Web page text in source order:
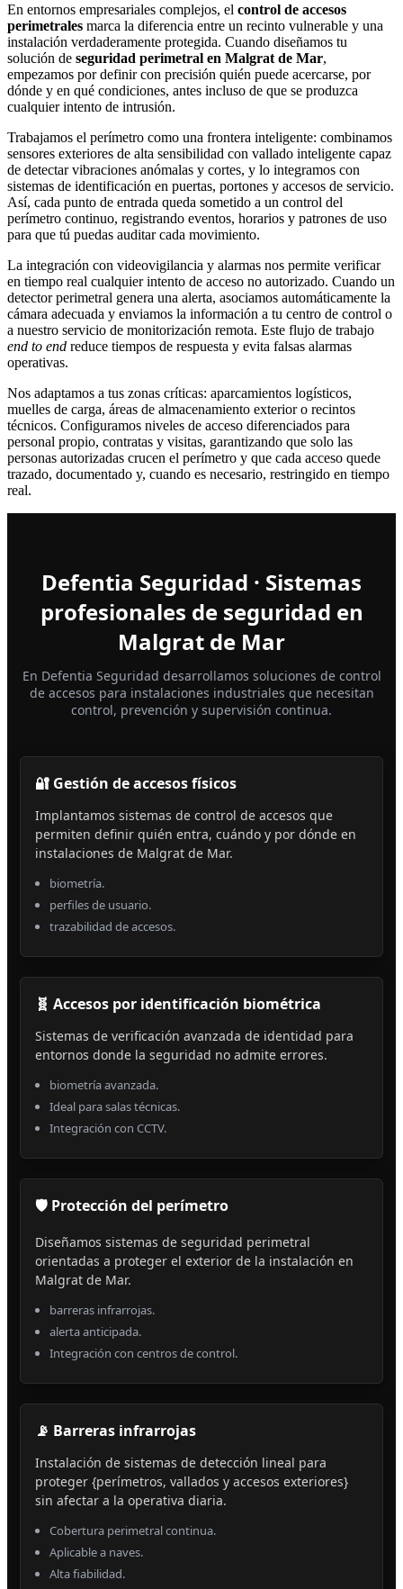
En entornos empresariales complejos, el control de accesos
perimetrales marca la diferencia entre un recinto vulnerable y una
instalación verdaderamente protegida. Cuando diseñamos tu
solución de seguridad perimetral en Malgrat de Mar,
empezamos por definir con precisión quién puede acercarse, por
dónde y en qué condiciones, antes incluso de que se produzca
cualquier intento de intrusión.
Trabajamos el perímetro como una frontera inteligente: combinamos
sensores exteriores de alta sensibilidad con vallado inteligente capaz
de detectar vibraciones anómalas y cortes, y lo integramos con
sistemas de identificación en puertas, portones y accesos de servicio.
Así, cada punto de entrada queda sometido a un control del
perímetro continuo, registrando eventos, horarios y patrones de uso
para que tú puedas auditar cada movimiento.
La integración con videovigilancia y alarmas nos permite verificar
en tiempo real cualquier intento de acceso no autorizado. Cuando un
detector perimetral genera una alerta, asociamos automáticamente la
cámara adecuada y enviamos la información a tu centro de control o
a nuestro servicio de monitorización remota. Este flujo de trabajo
end to end reduce tiempos de respuesta y evita falsas alarmas
operativas.
Nos adaptamos a tus zonas críticas: aparcamientos logísticos,
muelles de carga, áreas de almacenamiento exterior o recintos
técnicos. Configuramos niveles de acceso diferenciados para
personal propio, contratas y visitas, garantizando que solo las
personas autorizadas crucen el perímetro y que cada acceso quede
trazado, documentado y, cuando es necesario, restringido en tiempo
real.
Defentia Seguridad · Sistemas
profesionales de seguridad en
Malgrat de Mar
En Defentia Seguridad desarrollamos soluciones de control
de accesos para instalaciones industriales que necesitan
control, prevención y supervisión continua.
🔐 Gestión de accesos físicos
Implantamos sistemas de control de accesos que
permiten definir quién entra, cuándo y por dónde en
instalaciones de Malgrat de Mar.
biometría.
perfiles de usuario.
trazabilidad de accesos.
🧬 Accesos por identificación biométrica
Sistemas de verificación avanzada de identidad para
entornos donde la seguridad no admite errores.
biometría avanzada.
Ideal para salas técnicas.
Integración con CCTV.
🛡️ Protección del perímetro
Diseñamos sistemas de seguridad perimetral
orientadas a proteger el exterior de la instalación en
Malgrat de Mar.
barreras infrarrojas.
alerta anticipada.
Integración con centros de control.
📡 Barreras infrarrojas
Instalación de sistemas de detección lineal para
proteger {perímetros, vallados y accesos exteriores}
sin afectar a la operativa diaria.
Cobertura perimetral continua.
Aplicable a naves.
Alta fiabilidad.